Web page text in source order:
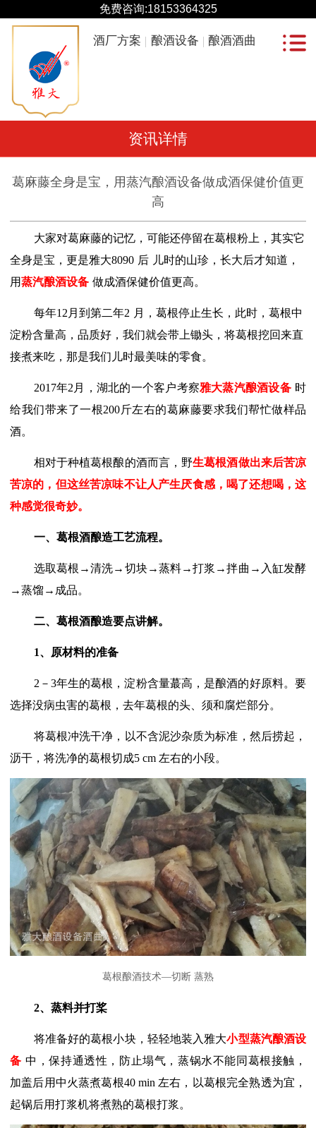
免费咨询:18153364325
酒厂方案 酿酒设备 酿酒酒曲
资讯详情
葛麻藤全身是宝，用蒸汽酿酒设备做成酒保健价值更
高
大家对葛麻藤的记忆，可能还停留在葛根粉上，其实它
全身是宝，更是雅大8090 后 儿时的山珍，长大后才知道，
用蒸汽酿酒设备 做成酒保健价值更高。
每年12 月到第二年2 月，葛根停止生长，此时，葛根中
淀粉含量高，品质好，我们就会带上锄头，将葛根挖回来直
接煮来吃，那是我们儿时最美味的零食。
2017年2月，湖北的一个客户考察雅大蒸汽酿酒设备 时
给我们带来了一根200斤左右的葛麻藤要求我们帮忙做样品
酒。
相对于种植葛根酿的酒而言，野生葛根酒做出来后苦凉
苦凉的，但这丝苦凉味不让人产生厌食感，喝了还想喝，这
种感觉很奇妙。
一、葛根酒酿造工艺流程。
选取葛根 →清洗→切块→蒸料→打浆→拌曲→入缸发酵
→蒸馏→成品。
二、葛根酒酿造要点讲解。
1、 原材料的准备
2－3年生的葛根，淀粉含量蕞高，是酿酒的好原料。要
选择没病虫害的葛根，去年葛根的头、须和腐烂部分。
将葛根冲洗干净，以不含泥沙杂质为标准，然后捞起，
沥干，将洗净的葛根切成5 cm 左右的小段。
葛根酿酒技术—切断 蒸熟
2、 蒸料并打桨
将准备好的葛根小块，轻轻地装入雅大小型蒸汽酿酒设
备 中，保持通透性，防止塌气，蒸锅水不能同葛根接触，
加盖后用中火蒸煮葛根40 min 左右，以葛根完全熟透为宜，
起锅后用打浆机将煮熟的葛根打浆。